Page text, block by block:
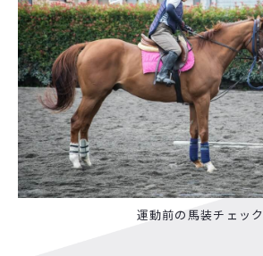
運動前の馬装チェック